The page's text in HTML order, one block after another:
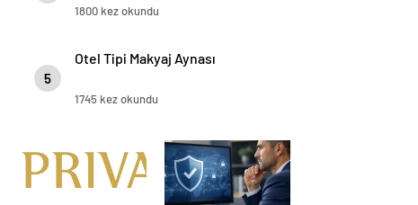
1800 kez okundu
5
Otel Tipi Makyaj Aynası
1745 kez okundu